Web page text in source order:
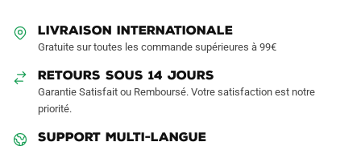
la
LIVRAISON INTERNATIONALE
Gratuite sur toutes les commande supérieures à 99€
RETOURS SOUS 14 JOURS
Garantie Satisfait ou Remboursé. Votre satisfaction est notre
priorité.
SUPPORT MULTI-LANGUE